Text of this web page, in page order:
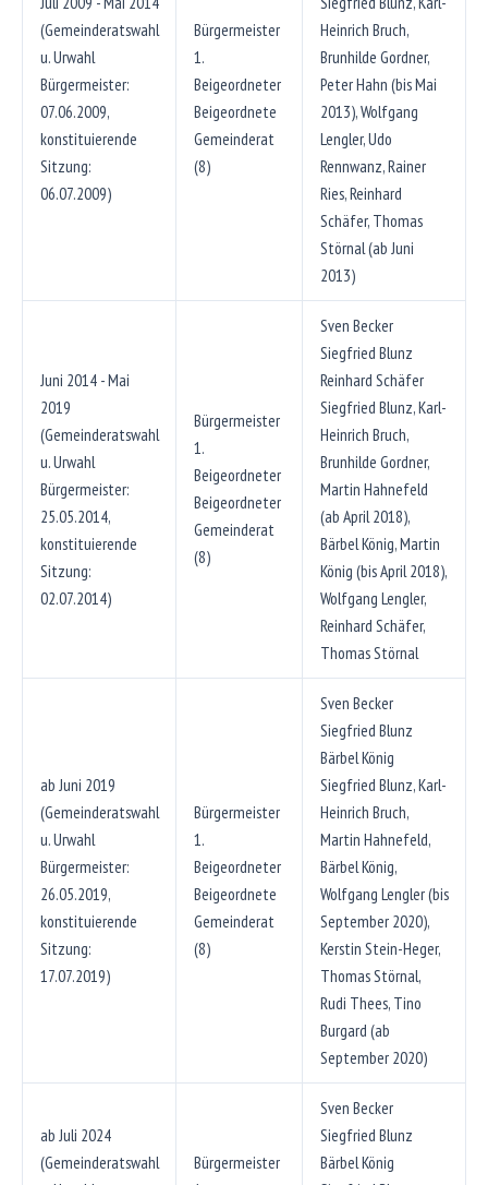
(Gemeinderatswahl
u. Urwahl
Bürgermeister:
07.06.2009,
konstituierende
Sitzung:
06.07.2009)
Bürgermeister
1.
Beigeordneter
Beigeordnete
Gemeinderat
(8)
Heinrich Bruch,
Brunhilde Gordner,
Peter Hahn (bis Mai
2013), Wolfgang
Lengler, Udo
Rennwanz, Rainer
Ries, Reinhard
Schäfer, Thomas
Störnal (ab Juni
2013)
Juni 2014 - Mai
2019
(Gemeinderatswahl
u. Urwahl
Bürgermeister:
25.05.2014,
konstituierende
Sitzung:
02.07.2014)
Bürgermeister
1.
Beigeordneter
Beigeordneter
Gemeinderat
(8)
Sven Becker
Siegfried Blunz
Reinhard Schäfer
Siegfried Blunz, Karl-
Heinrich Bruch,
Brunhilde Gordner,
Martin Hahnefeld
(ab April 2018),
Bärbel König, Martin
König (bis April 2018),
Wolfgang Lengler,
Reinhard Schäfer,
Thomas Störnal
ab Juni 2019
(Gemeinderatswahl
u. Urwahl
Bürgermeister:
26.05.2019,
konstituierende
Sitzung:
17.07.2019)
Bürgermeister
1.
Beigeordneter
Beigeordnete
Gemeinderat
(8)
Sven Becker
Siegfried Blunz
Bärbel König
Siegfried Blunz, Karl-
Heinrich Bruch,
Martin Hahnefeld,
Bärbel König,
Wolfgang Lengler (bis
September 2020),
Kerstin Stein-Heger,
Thomas Störnal,
Rudi Thees, Tino
Burgard (ab
September 2020)
ab Juli 2024
(Gemeinderatswahl
Bürgermeister
Sven Becker
Siegfried Blunz
Bärbel König